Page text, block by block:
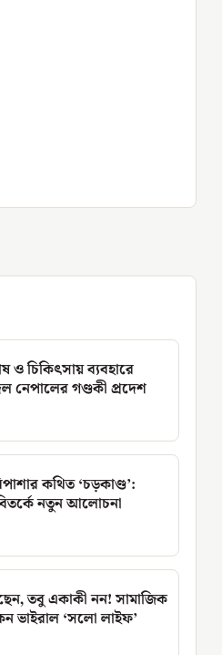
ও চিকিৎসায় ব্যবহারে
নেপালের গণ্ডকী প্রদেশ
কথিত ‘চড়কাণ্ড’:
নতুন আলোচনা
তবু একাকী নন! সামাজিক
ভাইরাল ‘সলো লাইফ’